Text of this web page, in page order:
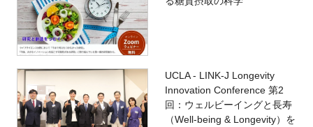
UCLA - LINK-J Longevity
Innovation Conference 第2
回：ウェルビーイングと長寿
（Well-being & Longevity）を